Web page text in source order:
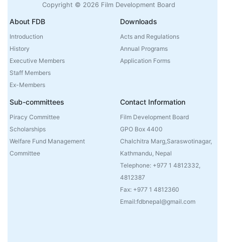
Copyright © 2026 Film Development Board
About FDB
Introduction
History
Executive Members
Staff Members
Ex-Members
Downloads
Acts and Regulations
Annual Programs
Application Forms
Sub-committees
Piracy Committee
Scholarships
Welfare Fund Management
Committee
Contact Information
Film Development Board
GPO Box 4400
Chalchitra Marg,Saraswotinagar,
Kathmandu, Nepal
Telephone: +977 1 4812332,
4812387
Fax: +977 1 4812360
Email:fdbnepal@gmail.com